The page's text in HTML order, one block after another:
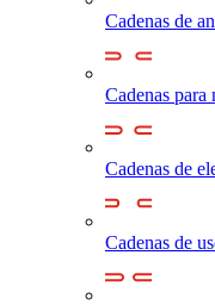
Cadenas de
Cadenas para
Cadenas de
Cadenas de